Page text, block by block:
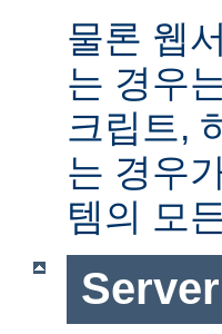
물론 웹
는 경우
크립트,
는 경우
템의 모